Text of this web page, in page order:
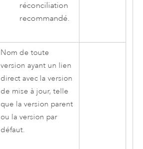
réconciliation
recommandé.
Nom de toute
version ayant un lien
direct avec la version
de mise à jour, telle
que la version parent
ou la version par
défaut.